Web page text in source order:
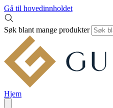
Gå til hovedinnholdet
Søk blant mange produkter
Hjem